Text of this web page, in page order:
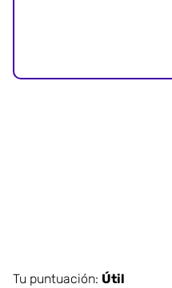
Tu puntuación: Útil